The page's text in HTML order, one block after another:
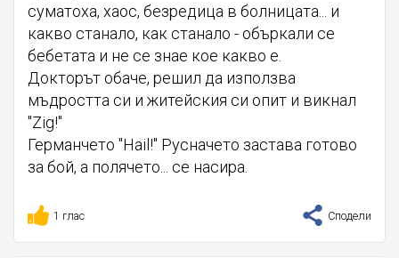
суматоха, хаос, безредица в болницата... и
какво станало, как станало - объркали се
бебетата и не се знае кое какво е.
Докторът обаче, решил да използва
мъдростта си и житейския си опит и викнал
"Zig!"
Германчето "Hail!" Русначето застава готово
за бой, а полячето... се насира.
1 глас Сподели